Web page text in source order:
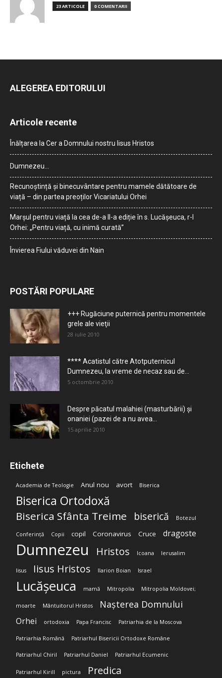
23 ARTICOLE 0 COMENTARII
ALEGEREA EDITORULUI
Articole recente
Înălțarea la Cer a Domnului nostru Iisus Hristos
Dumnezeu…
Recunoștință și binecuvântare pentru mamele dătătoare de
viață – din partea preoților Vicariatului Orhei
Marșul pentru viață la cea de-a II-a ediție în s. Lucășeuca, r-l
Orhei: „Pentru viață, cu inimă curată”
Învierea Fiului văduvei din Nain
POSTĂRI POPULARE
+++ Rugăciune puternică pentru momentele
grele ale vieţii
28 iulie 2010
**** Acatistul către Atotputernicul
Dumnezeu, la vreme de necaz sau de...
5 octombrie 2010
Despre păcatul malahiei (masturbării) şi
onaniei (pazei de a nu avea...
15 aprilie 2010
Etichete
Academia de Teologie Anul nou avort Biserica
Biserica Ortodoxă
Biserica Sfânta Treime biserică Botezul
Conferință Copii copil Coronavirus Cruce dragoste
Dumnezeu Hristos Icoana Ierusalim
Iisus Iisus Hristos Ilarion Boian Israel
Lucășeuca mamă Mitropolia Mitropolia Moldovei;
moarte Mântuitorul Hristos Nașterea Domnului
Orhei ortodoxia Papa Francisc Patriarhia de la Moscova
Patriarhia Română Patriarhul Bisericii Ortodoxe Române
Patriarhul Chiril Patriarhul Daniel Patriarhul Ecumenic
Patriarhul Kirill pictura Predica